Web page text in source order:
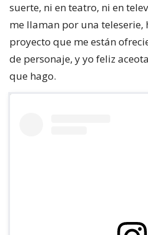
suerte, ni en teatro, ni en
me llaman por una teleserie,
proyecto que me están
de personaje, y yo feliz
que hago.